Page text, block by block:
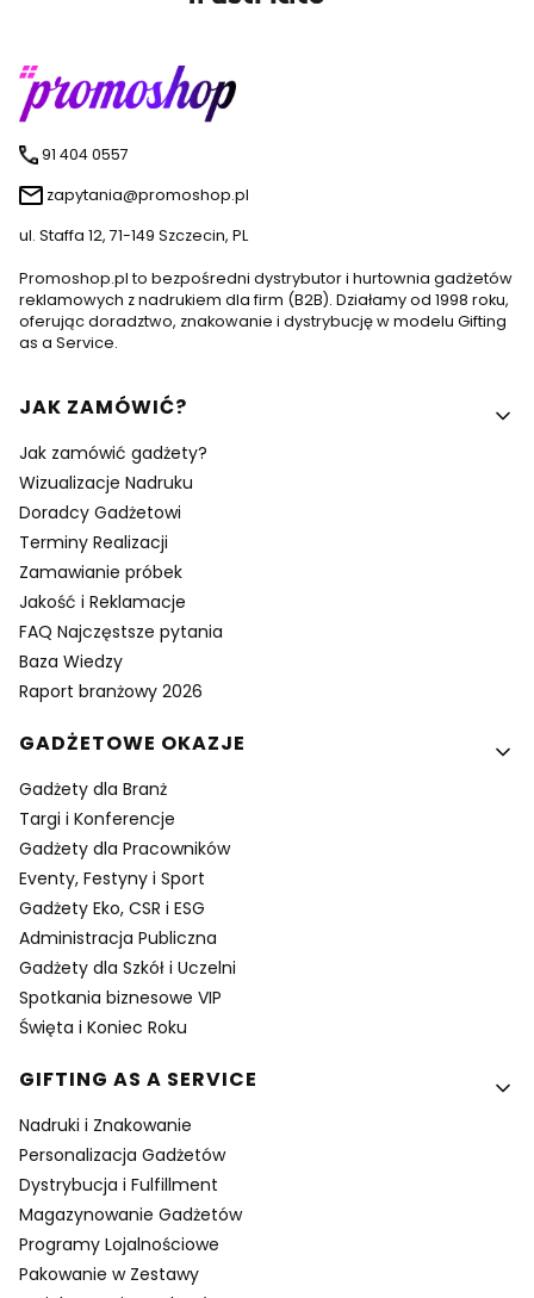
91 404 0557
zapytania@promoshop.pl
ul. Staffa 12, 71-149 Szczecin, PL
Promoshop.pl to bezpośredni dystrybutor i hurtownia gadżetów
reklamowych z nadrukiem dla firm (B2B). Działamy od 1998 roku,
oferując doradztwo, znakowanie i dystrybucję w modelu Gifting
as a Service.
Linki w stopce
JAK ZAMÓWIĆ?
Jak zamówić gadżety?
Wizualizacje Nadruku
Doradcy Gadżetowi
Terminy Realizacji
Zamawianie próbek
Jakość i Reklamacje
FAQ Najczęstsze pytania
Baza Wiedzy
Raport branżowy 2026
GADŻETOWE OKAZJE
Gadżety dla Branż
Targi i Konferencje
Gadżety dla Pracowników
Eventy, Festyny i Sport
Gadżety Eko, CSR i ESG
Administracja Publiczna
Gadżety dla Szkół i Uczelni
Spotkania biznesowe VIP
Święta i Koniec Roku
GIFTING AS A SERVICE
Nadruki i Znakowanie
Personalizacja Gadżetów
Dystrybucja i Fulfillment
Magazynowanie Gadżetów
Programy Lojalnościowe
Pakowanie w Zestawy